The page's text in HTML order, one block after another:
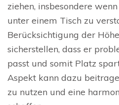
ziehen, insbesondere
unter einem Tisch zu
Berücksichtigung der
sicherstellen, dass er
passt und somit Platz
Aspekt kann dazu
zu nutzen und eine